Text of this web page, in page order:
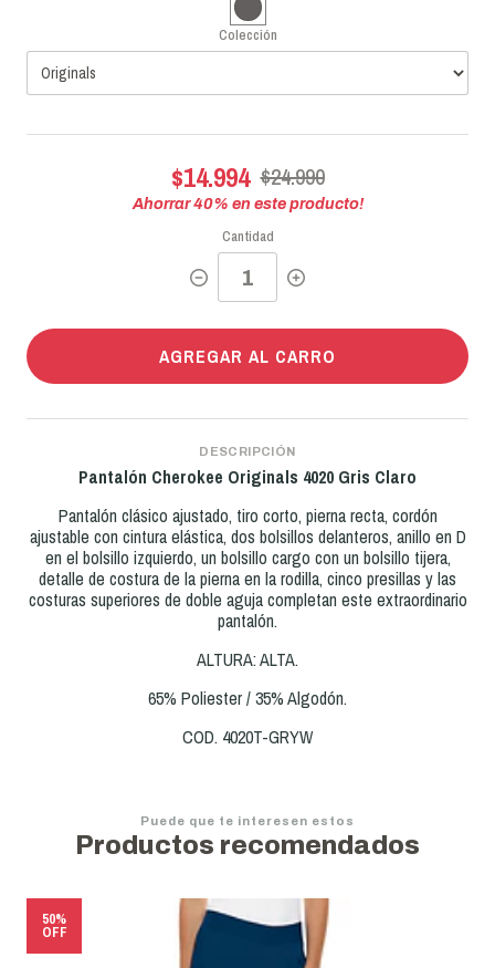
Colección
$14.994 $24.990
Ahorrar40% en este producto!
Cantidad
AGREGAR AL CARRO
DESCRIPCIÓN
Pantalón Cherokee Originals 4020 Gris Claro
Pantalón clásico ajustado, tiro corto, pierna recta, cordón
ajustable con cintura elástica, dos bolsillos delanteros, anillo en D
en el bolsillo izquierdo, un bolsillo cargo con un bolsillo tijera,
detalle de costura de la pierna en la rodilla, cinco presillas y las
costuras superiores de doble aguja completan este extraordinario
pantalón.
ALTURA: ALTA.
65% Poliester / 35% Algodón.
COD. 4020T-GRYW
Puede que te interesen estos
Productos recomendados
50%
OFF